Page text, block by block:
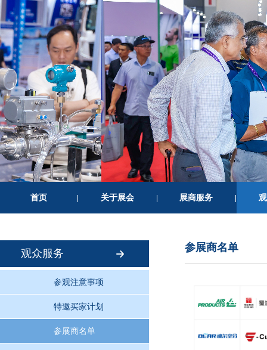
首页 | 关于展会 | 展商服务 |
观众服务
参观注意事项
特邀买家计划
参展商名单
参展商名单